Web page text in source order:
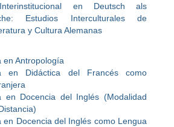
en Deutsch als
Estudios Interculturales de
y Cultura Alemanas
en Antropología
en Didáctica del Francés como
en Docencia del Inglés (Modalidad
en Docencia del Inglés como Lengua